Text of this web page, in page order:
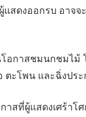
สดงออกรบ อาจจ
อกาสชมนกชมไม้
ตะโพน และฉิ่งประ
าสที่ผู้แสดงเศร้าโ